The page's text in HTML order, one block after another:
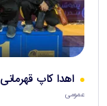
اهدا کاپ
عمومی